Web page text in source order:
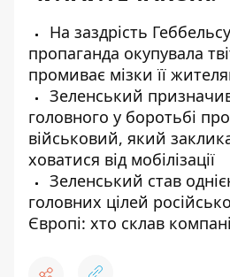
На заздрість
пропаганда окупувала
промиває мізки її
Зеленський
головного у боротьбі
військовий, який
ховатися від мобілізації
Зеленський став
головних цілей
Європі: хто склав